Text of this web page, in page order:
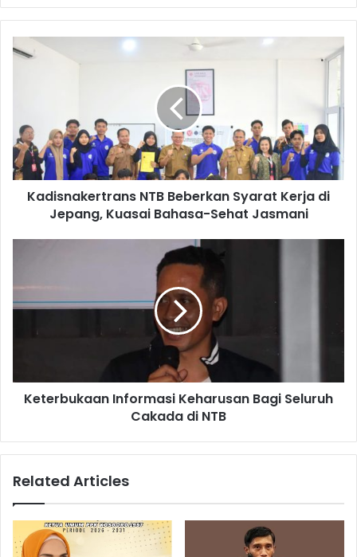
Kadisnakertrans NTB Beberkan Syarat Kerja di
Jepang, Kuasai Bahasa-Sehat Jasmani
Keterbukaan Informasi Keharusan Bagi Seluruh
Cakada di NTB
Related Articles